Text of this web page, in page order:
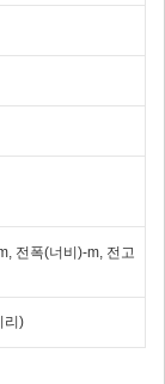
전폭(너비)-m, 전고
리)